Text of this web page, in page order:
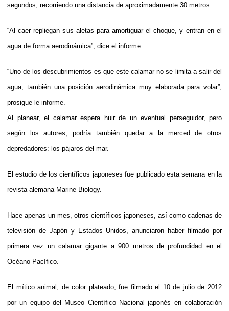
segundos, recorriendo una distancia de aproximadamente 30 metros.
“Al caer repliegan sus aletas para amortiguar el choque, y entran en el
agua de forma aerodinámica”, dice el informe.
“Uno de los descubrimientos es que este calamar no se limita a salir del
agua, también una posición aerodinámica muy elaborada para volar”,
prosigue le informe.
Al planear, el calamar espera huir de un eventual perseguidor, pero
según los autores, podría también quedar a la merced de otros
depredadores: los pájaros del mar.
El estudio de los científicos japoneses fue publicado esta semana en la
revista alemana Marine Biology.
Hace apenas un mes, otros científicos japoneses, así como cadenas de
televisión de Japón y Estados Unidos, anunciaron haber filmado por
primera vez un calamar gigante a 900 metros de profundidad en el
Océano Pacífico.
El mítico animal, de color plateado, fue filmado el 10 de julio de 2012
por un equipo del Museo Científico Nacional japonés en colaboración